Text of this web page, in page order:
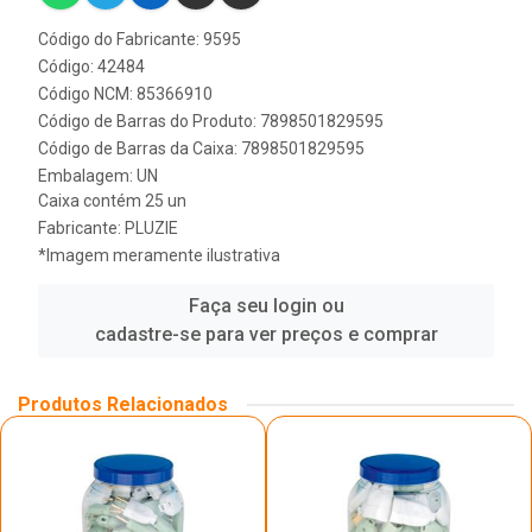
Código do Fabricante: 9595
Código: 42484
Código NCM: 85366910
Código de Barras do Produto: 7898501829595
Código de Barras da Caixa: 7898501829595
Embalagem: UN
Caixa contém 25 un
Fabricante: PLUZIE
*Imagem meramente ilustrativa
Faça seu login ou
cadastre-se para ver preços e comprar
Produtos Relacionados